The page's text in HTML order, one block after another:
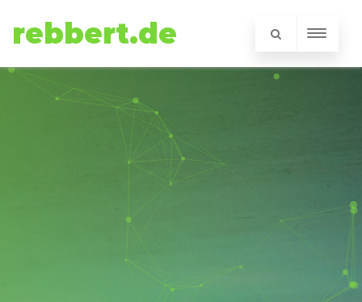
rebbert.de